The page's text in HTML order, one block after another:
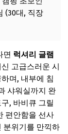
(30대, 직장
면 럭셔리 글램
고급스러운 시
며, 내부에 침
샤워실까지 완
, 바비큐 그릴
편안함을 선사
분위기를 만끽하